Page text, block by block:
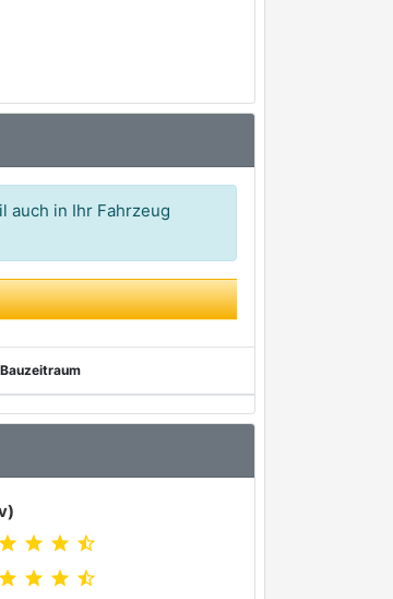
auch in Ihr Fahrzeug
Bauzeitraum
star star star star_half
star star star star_half